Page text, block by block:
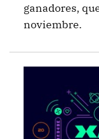
ganadores,
noviembre.